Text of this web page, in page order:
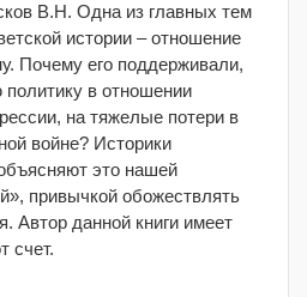
В.Н. Одна из главных тем
истории – отношение
Почему его поддерживали,
в отношении
на тяжелые потери в
войне? Историки
это нашей
привычкой обожествлять
Автор данной книги имеет
счет.